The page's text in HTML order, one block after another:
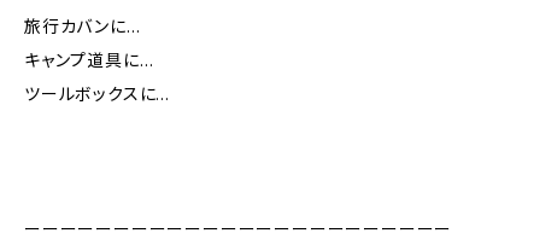
旅行カバンに…
キャンプ道具に…
ツールボックスに…
ーーーーーーーーーーーーーーーーーーーーーーーー